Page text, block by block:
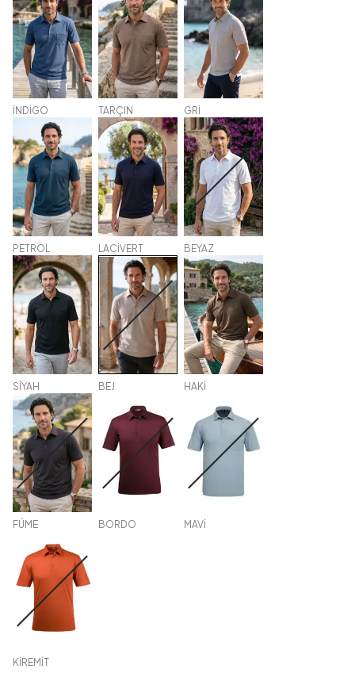
İNDİGO TARÇIN GRİ
PETROL LACİVERT BEYAZ
SİYAH BEJ HAKİ
FÜME BORDO MAVİ
KİREMİT